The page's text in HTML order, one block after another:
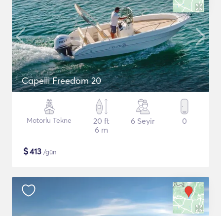
Capelli Freedom 20
Motorlu Tekne
20 ft
6 m
6 Seyir 0
$413 /gün